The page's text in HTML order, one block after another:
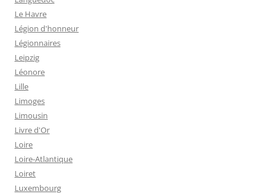
Le Havre
Légion d'honneur
Légionnaires
Leipzig
Léonore
Lille
Limoges
Limousin
Livre d'Or
Loire
Loire-Atlantique
Loiret
Luxembourg